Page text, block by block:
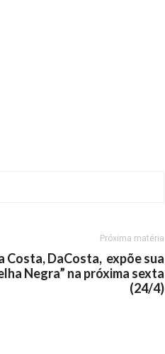
Próxima matéria
Costa, DaCosta, expõe sua
Negra” na próxima sexta
(24/4)